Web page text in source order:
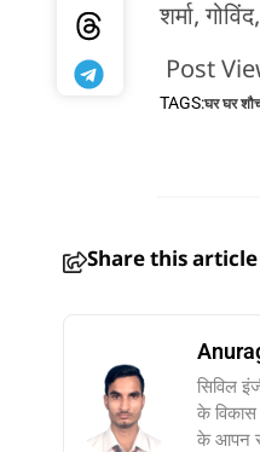
शर्मा,
Post
TAGS:घर घर
Share this article
सिविल
के
के आपन